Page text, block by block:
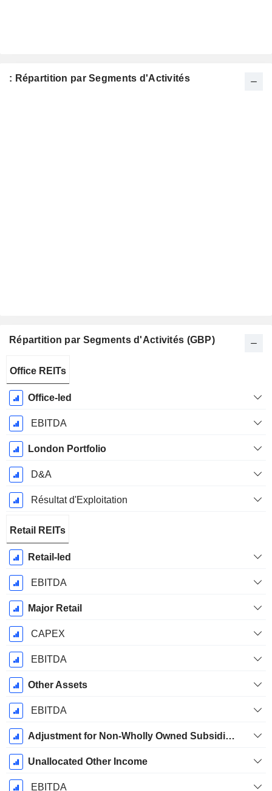
: Répartition par Segments d'Activités
Répartition par Segments d'Activités (GBP)
Fiscale:
Mars
Office REITs
Office-led
EBITDA
London Portfolio
D&A
Résultat d'Exploitation
Retail REITs
Retail-led
EBITDA
Major Retail
CAPEX
EBITDA
Other Assets
EBITDA
Adjustment for Non-Wholly Owned Subsidiaries
Unallocated Other Income
EBITDA